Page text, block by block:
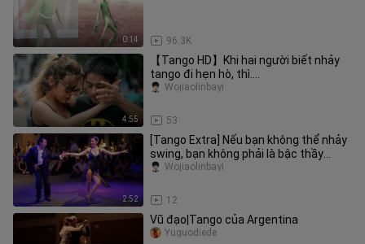
0:14 96.3K
4:55
【Tango HD】Khi hai người biết nhảy
tango đi hẹn hò, thì....
53
Wojiaolinbayi
2:52
[Tango Extra] Nếu bạn không thể nhảy
swing, bạn không phải là bậc thầy
tango giỏi
12
Wojiaolinbayi
Vũ đạo|Tango của Argentina
Yuguodiede